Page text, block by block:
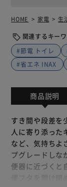
HOME 家電 生
関連するキー
#節電 トイレ
#省エネ INAX
商品説明
すき間や段差を
人に寄り添った
など、気持ちよ
プグレードしな
便器に近づくと